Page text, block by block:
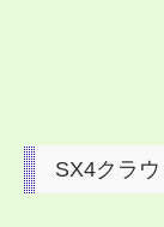
SX4クラウ